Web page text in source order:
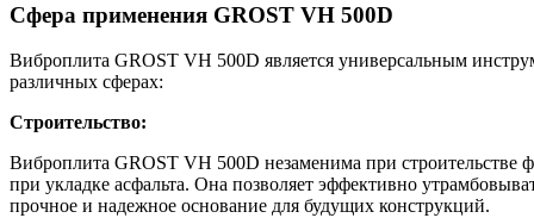
Сфера применения GROST VH 500D
Виброплита GROST VH 500D является универсальным
различных сферах:
Строительство:
Виброплита GROST VH 500D незаменима при строительстве
при укладке асфальта. Она позволяет эффективно
прочное и надежное основание для будущих конструкций.